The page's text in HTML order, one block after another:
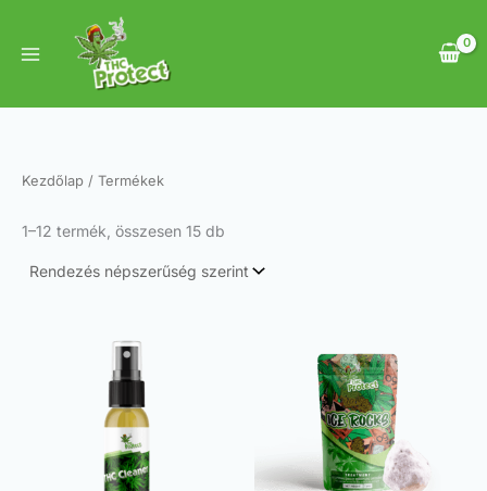
content
Kezdőlap / Termékek
1–12 termék, összesen 15 db